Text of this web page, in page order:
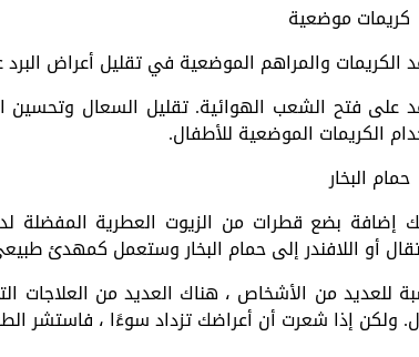
كريمات موضعية
الكريمات والمراهم الموضعية في تقليل أعراض البرد
على فتح الشعب الهوائية. تقليل السعال وتحسين
الكريمات الموضعية للأطفال.
حمام البخار
إضافة بضع قطرات من الزيوت العطرية المفضلة
أو اللافندر إلى حمام البخار وستعمل كمهدئ
للعديد من الأشخاص ، هناك العديد من العلاجات
ولكن إذا شعرت أن أعراضك تزداد سوءًا ، فاستشر